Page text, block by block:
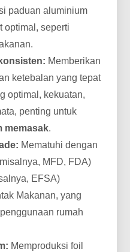
paduan aluminium
optimal, seperti
Memberikan
ketebalan yang tepat
optimal, kekuatan,
penting untuk
memasak.
Mematuhi dengan
MFD, FDA)
EFSA)
Makanan, yang
rumah
Memproduksi foil